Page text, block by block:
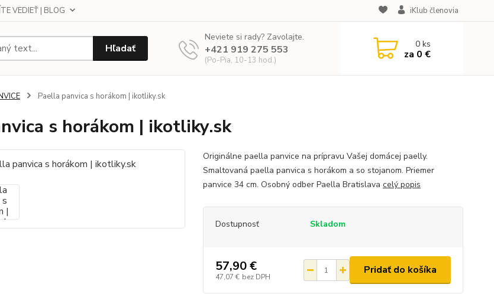
VEDIEŤ | BLOG iKlub členovia
Hľadať
Neviete si rady? Zavolajte.
+421 919 275 553
(Po-Pia, 10-13 hod.)
0ks
za 0 €
Paella panvica s horákom | ikotliky.sk
s horákom | ikotliky.sk
Originálne paella panvice na prípravu Vašej domácej paelly.
Smaltovaná paella panvica s horákom a so stojanom. Priemer
panvice 34 cm. Osobný odber Paella Bratislava celý popis
Dostupnosť Skladom
57,90 €
47,07 € bez DPH
Pridať do košíka